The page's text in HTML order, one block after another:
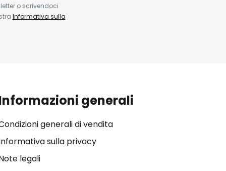
o scrivendoci
Informativa sulla
generali
generali di vendita
sulla privacy
legali